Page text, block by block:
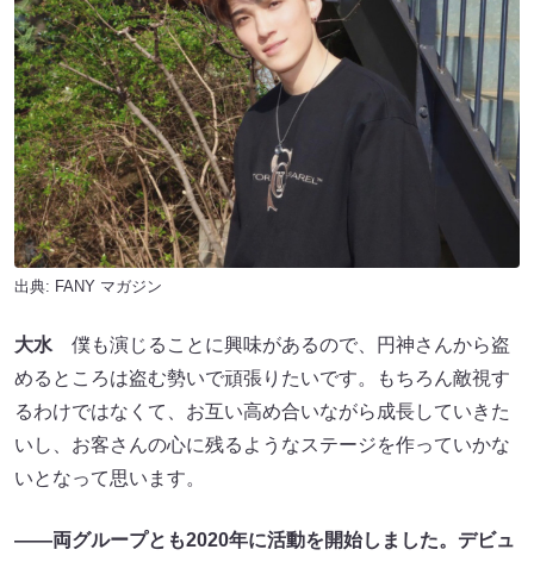
出典: FANY マガジン
大水 僕も演じることに興味があるので、円神さんから盗
めるところは盗む勢いで頑張りたいです。もちろん敵視す
るわけではなくて、お互い高め合いながら成長していきた
いし、お客さんの心に残るようなステージを作っていかな
いとなって思います。
――両グループとも2020年に活動を開始しました。デビュ